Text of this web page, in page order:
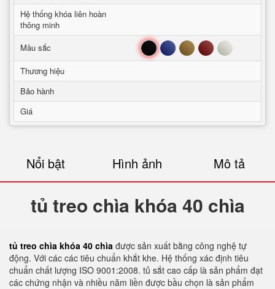
Hệ thống khóa liên hoàn
thông minh
Mầu sắc
Đen Xanh Nâu Đỏ Trắng
Thương hiệu
Bảo hành
Giá
Nổi bật Hình ảnh Mô tả
tủ treo chìa khóa 40 chìa
tủ treo chìa khóa 40 chìa được sản xuất bằng công nghệ tự
động. Với các các tiêu chuẩn khắt khe. Hệ thống xác định tiêu
chuẩn chất lượng ISO 9001:2008. tủ sắt cao cấp là sản phẩm đạt
các chứng nhận và nhiều năm liền được bầu chọn là sản phẩm